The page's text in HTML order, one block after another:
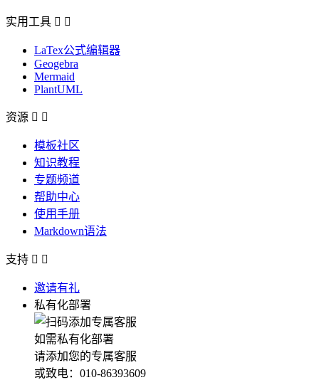
实用工具  
LaTex公式编辑器
Geogebra
Mermaid
PlantUML
资源  
模板社区
知识教程
专题频道
帮助中心
使用手册
Markdown语法
支持  
邀请有礼
私有化部署
如需私有化部署
请添加您的专属客服
或致电：010-86393609